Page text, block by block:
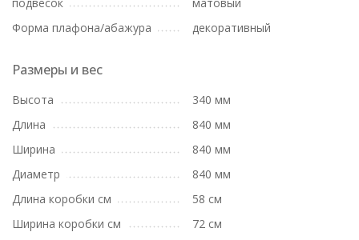
Форма плафона/абажура
декоративный
Размеры и вес
Высота
340 мм
Длина
840 мм
Ширина
840 мм
Диаметр
840 мм
Длина коробки см
58 см
Ширина коробки см
72 см